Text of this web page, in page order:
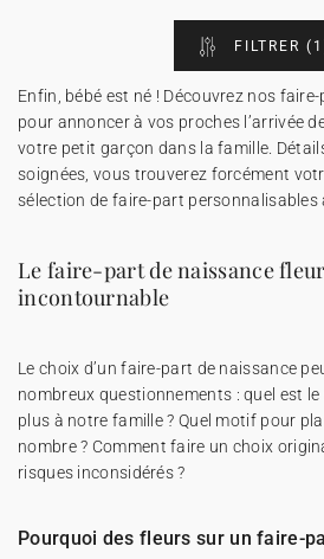
FILTRER
Enfin, bébé est né ! Découvrez nos
pour annoncer à vos proches l’arrivée
votre petit garçon dans la famille.
soignées, vous trouverez forcément
sélection de faire-part personnalisables
Le faire-part de naissance
incontournable
Le choix d’un faire-part de naissance
nombreux questionnements : quel est
plus à notre famille ? Quel motif pour
nombre ? Comment faire un choix
risques inconsidérés ?
Pourquoi des fleurs sur un faire-